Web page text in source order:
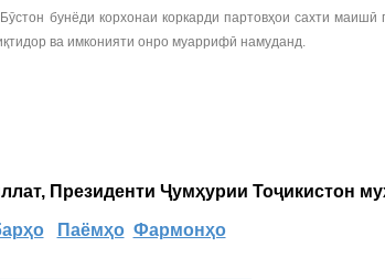
бунёди корхонаи коркарди партовҳои сахти
ва имконияти онро муаррифӣ намуданд.
Президенти Ҷумҳурии Тоҷикистон
Паёмҳо Фармонҳо